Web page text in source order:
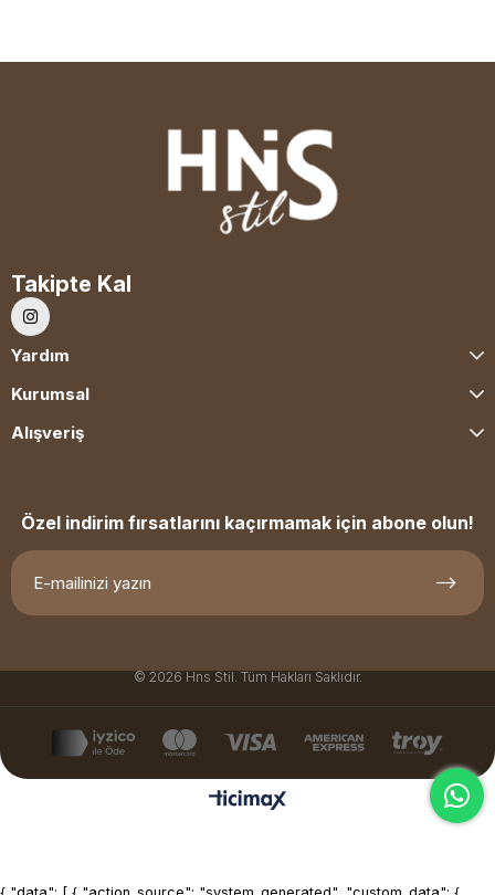
Takipte Kal
Yardım
Kurumsal
Alışveriş
Özel indirim fırsatlarını kaçırmamak için abone olun!
© 2026 Hns Stil. Tüm Hakları Saklıdır.